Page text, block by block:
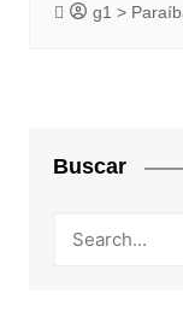
g1 >
Buscar